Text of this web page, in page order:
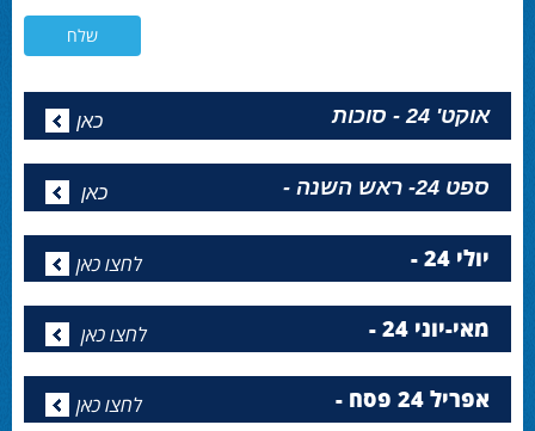
אוקט' 24 - סוכות כאן
ספט 24- ראש השנה - כאן
יולי 24 - לחצו כאן
מאי-יוני 24 - לחצו כאן
אפריל 24 פסח - לחצו כאן